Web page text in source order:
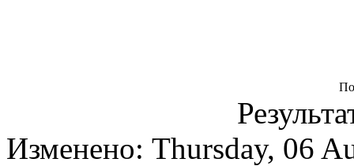
Изменено: Thursday, 06